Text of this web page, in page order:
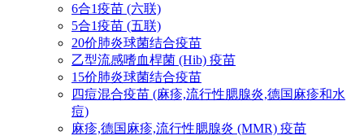
6合1疫苗 (六联)
5合1疫苗 (五联)
20价肺炎球菌结合疫苗
乙型流感嗜血桿菌 (Hib) 疫苗
15价肺炎球菌结合疫苗
四痘混合疫苗 (麻疹,流行性腮腺炎,德国麻疹和水
痘)
麻疹,德国麻疹,流行性腮腺炎 (MMR) 疫苗